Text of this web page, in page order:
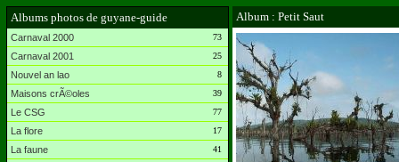
Albums photos de guyane-guide
Carnaval 2000 73
Carnaval 2001 25
Nouvel an lao 8
Maisons crÃ©oles 39
Le CSG 77
La flore 17
La faune 41
Album : Petit Saut